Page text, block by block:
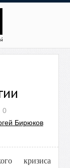
0
Бирюков
кризиса